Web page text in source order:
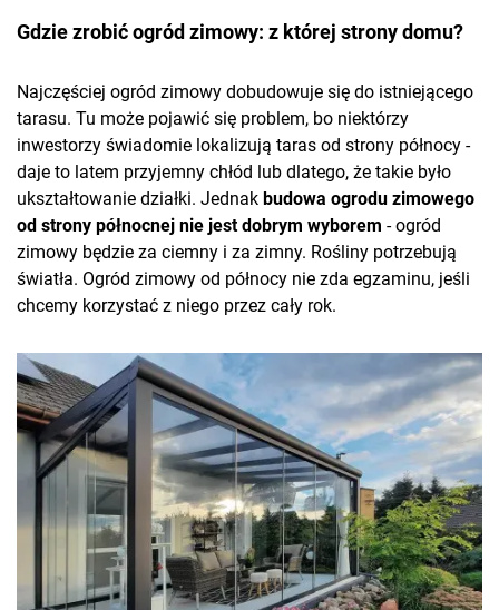
Gdzie zrobić ogród zimowy: z której strony domu?
Najczęściej ogród zimowy dobudowuje się do istniejącego
tarasu. Tu może pojawić się problem, bo niektórzy
inwestorzy świadomie lokalizują taras od strony północy -
daje to latem przyjemny chłód lub dlatego, że takie było
ukształtowanie działki. Jednak budowa ogrodu zimowego
od strony północnej nie jest dobrym wyborem - ogród
zimowy będzie za ciemny i za zimny. Rośliny potrzebują
światła. Ogród zimowy od północy nie zda egzaminu, jeśli
chcemy korzystać z niego przez cały rok.